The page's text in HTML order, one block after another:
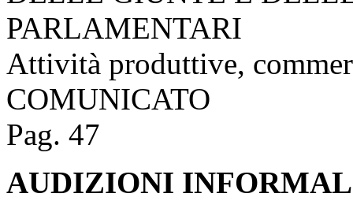
PARLAMENTARI
Attività produttive,
COMUNICATO
Pag. 47
AUDIZIONI